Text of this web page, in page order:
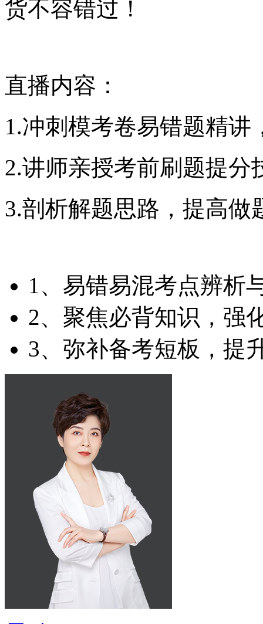
货不容错过！
直播内容：
1.冲刺模考卷易错题精讲
2.讲师亲授考前刷题提分
3.剖析解题思路，提高做
1、易错易混考点辨析
2、聚焦必背知识，强
3、弥补备考短板，提